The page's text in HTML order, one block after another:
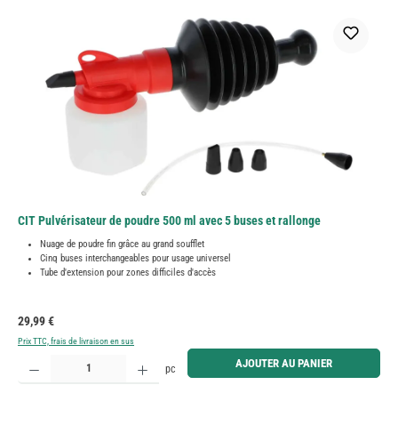
CIT Pulvérisateur de poudre 500 ml avec 5 buses et rallonge
Nuage de poudre fin grâce au grand soufflet
Cinq buses interchangeables pour usage universel
Tube d'extension pour zones difficiles d'accès
Prix régulier :
29,99 €
Prix TTC, frais de livraison en sus
Quantité de produit : Entrez la quantité souhaitée ou utilisez les boutons pour augmenter ou
pc AJOUTER AU PANIER